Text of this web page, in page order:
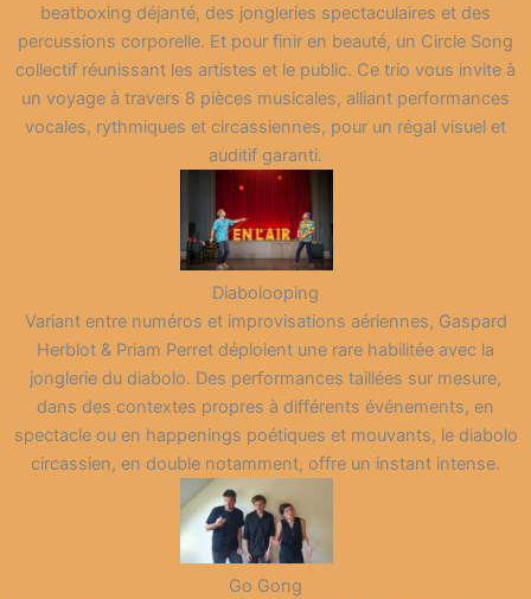
beatboxing déjanté, des jongleries spectaculaires et des
percussions corporelle. Et pour finir en beauté, un Circle Song
collectif réunissant les artistes et le public. Ce trio vous invite à
un voyage à travers 8 pièces musicales, alliant performances
vocales, rythmiques et circassiennes, pour un régal visuel et
auditif garanti.
Diabolooping
Variant entre numéros et improvisations aériennes, Gaspard
Herblot & Priam Perret déploient une rare habilitée avec la
jonglerie du diabolo. Des performances taillées sur mesure,
dans des contextes propres à différents événements, en
spectacle ou en happenings poétiques et mouvants, le diabolo
circassien, en double notamment, offre un instant intense.
Go Gong